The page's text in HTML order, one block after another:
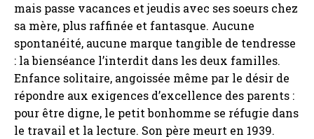
mais passe vacances et jeudis avec ses soeurs chez
sa mère, plus raffinée et fantasque. Aucune
spontanéité, aucune marque tangible de tendresse
: la bienséance l’interdit dans les deux familles.
Enfance solitaire, angoissée même par le désir de
répondre aux exigences d’excellence des parents :
pour être digne, le petit bonhomme se réfugie dans
le travail et la lecture. Son père meurt en 1939.